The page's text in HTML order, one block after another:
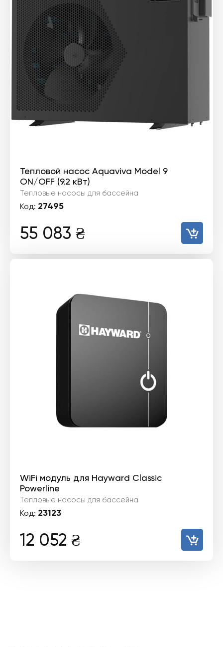
Тепловой насос Aquaviva Model 9
ON/OFF (9.2 кВт)
Тепловые насосы для бассейна
Код: 27495
55 083 ₴
WiFi модуль для Hayward Classic
Powerline
Тепловые насосы для бассейна
Код: 23123
12 052 ₴